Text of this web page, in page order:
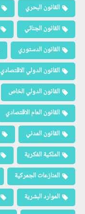
القانون البحري
القانون الجنائي
القانون الدستوري
القانون الدولي الاقتصادي
القانون الدولي الخاص
القانون العام الاقتصادي
القانون المدني
الملكية الفكرية
المنازعات الجمركية
الموارد البشرية